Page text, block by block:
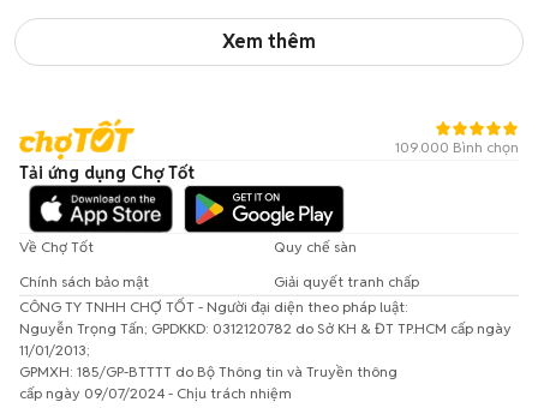
Xem thêm
109.000 Bình chọn
Tải ứng dụng Chợ Tốt
Về Chợ Tốt
Quy chế sàn
Chính sách bảo mật
Giải quyết tranh chấp
CÔNG TY TNHH CHỢ TỐT - Người đại diện theo pháp luật:
Nguyễn Trọng Tấn; GPDKKD: 0312120782 do Sở KH & ĐT TP.HCM cấp ngày
11/01/2013;
GPMXH: 185/GP-BTTTT do Bộ Thông tin và Truyền thông
cấp ngày 09/07/2024 - Chịu trách nhiệm